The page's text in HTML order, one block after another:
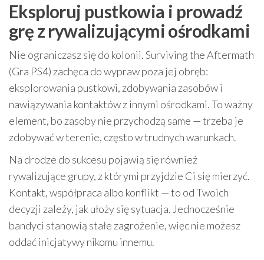
Eksploruj pustkowia i prowadź
grę z rywalizującymi ośrodkami
Nie ograniczasz się do kolonii. Surviving the Aftermath
(Gra PS4) zachęca do wypraw poza jej obręb:
eksplorowania pustkowi, zdobywania zasobów i
nawiązywania kontaktów z innymi ośrodkami. To ważny
element, bo zasoby nie przychodzą same — trzeba je
zdobywać w terenie, często w trudnych warunkach.
Na drodze do sukcesu pojawią się również
rywalizujące grupy, z którymi przyjdzie Ci się mierzyć.
Kontakt, współpraca albo konflikt — to od Twoich
decyzji zależy, jak ułoży się sytuacja. Jednocześnie
bandyci stanowią stałe zagrożenie, więc nie możesz
oddać inicjatywy nikomu innemu.